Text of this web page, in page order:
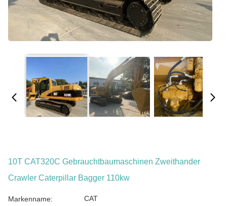
10T CAT320C Gebrauchtbaumaschinen Zweithander
Crawler Caterpillar Bagger 110kw
Markenname: CAT